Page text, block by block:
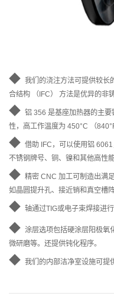
◆ 我们的浇注方法可提供较长
合结构 （IFC） 方法是优异的非
◆ 铝 356 是基座加热器的主
性，高工作温度为 450°C （
◆ 借助 IFC，可以使用铝
不锈钢牌号、铜、镍和其他高性
◆ 精密 CNC 加工可制造出满
如晶圆提升孔、接近销和真空槽阵
◆ 轴通过TIG或电子束焊接进
◆ 涂层选项包括硬涂层阳极氧
微研磨等。还提供钝化程序。
◆ 我们的内部洁净室设施可提